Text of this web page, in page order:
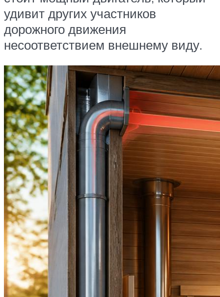
удивит других участников
дорожного движения
несоответствием внешнему виду.